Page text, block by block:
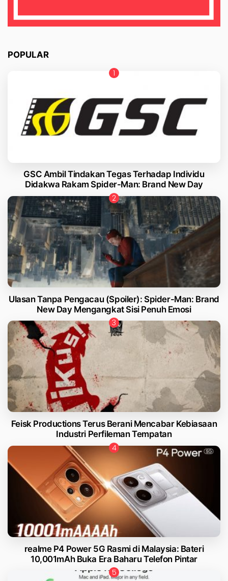
POPULAR
GSC Ambil Tindakan Tegas Terhadap Individu
Didakwa Rakam Spider-Man: Brand New Day
Ulasan Tanpa Pengacau (Spoiler): Spider-Man: Brand
New Day Mengangkat Sisi Penuh Emosi
Feisk Productions Terus Berani Mencabar Kebiasaan
Industri Perfileman Tempatan
realme P4 Power 5G Rasmi di Malaysia: Bateri
10,001mAh Buka Era Baharu Telefon Pintar